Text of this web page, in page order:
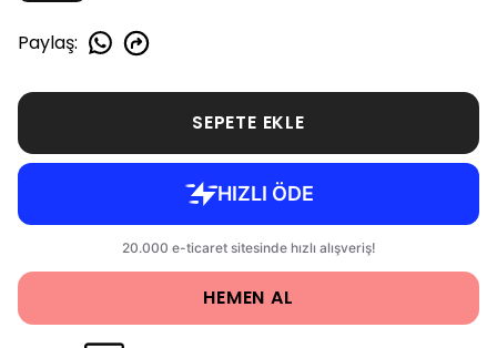
Paylaş:
SEPETE EKLE
HEMEN AL